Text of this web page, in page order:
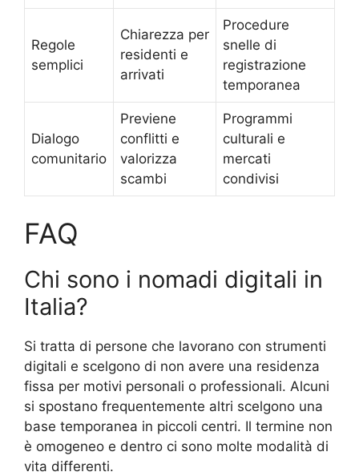
Regole
semplici
Chiarezza per
residenti e
arrivati
Procedure
snelle di
registrazione
temporanea
Dialogo
comunitario
Previene
conflitti e
valorizza
scambi
Programmi
culturali e
mercati
condivisi
FAQ
Chi sono i nomadi digitali in
Italia?
Si tratta di persone che lavorano con strumenti
digitali e scelgono di non avere una residenza
fissa per motivi personali o professionali. Alcuni
si spostano frequentemente altri scelgono una
base temporanea in piccoli centri. Il termine non
è omogeneo e dentro ci sono molte modalità di
vita differenti.